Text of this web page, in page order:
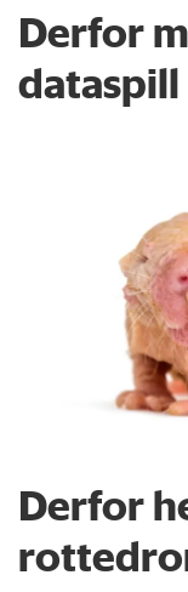
Derfor
Derfor